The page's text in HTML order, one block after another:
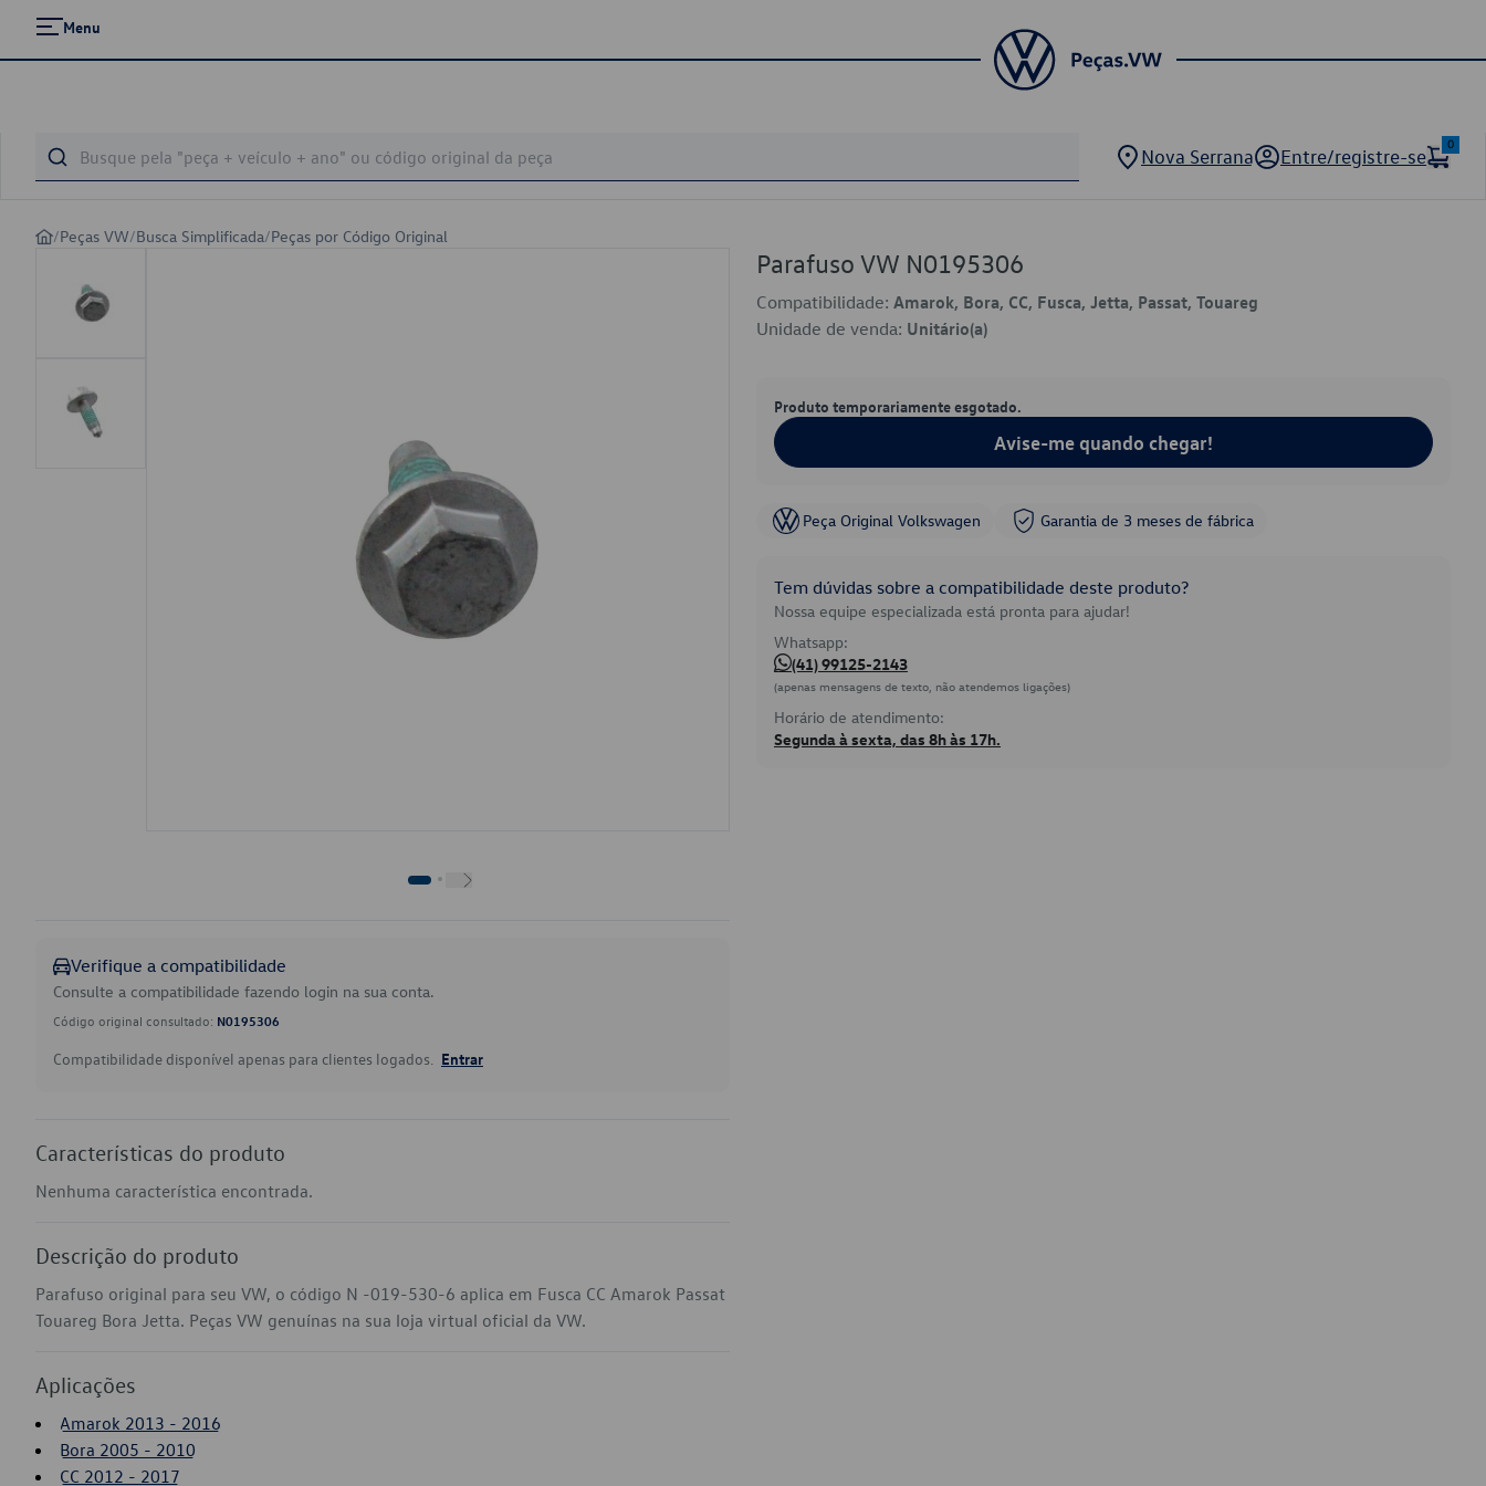
Menu
Nova Serrana Entre/registre-se
0
/Peças VW/Busca Simplificada/Peças por Código Original
Verifique a compatibilidade
Consulte a compatibilidade fazendo login na sua conta.
Código original consultado: N0195306
Compatibilidade disponível apenas para clientes logados. Entrar
Características do produto
Nenhuma característica encontrada.
Descrição do produto
Parafuso original para seu VW, o código N -019-530-6 aplica em Fusca CC Amarok Passat
Touareg Bora Jetta. Peças VW genuínas na sua loja virtual oficial da VW.
Aplicações
Amarok 2013 - 2016
Bora 2005 - 2010
CC 2012 - 2017
Parafuso VW N0195306
Compatibilidade: Amarok, Bora, CC, Fusca, Jetta, Passat, Touareg
Unidade de venda: Unitário(a)
Produto temporariamente esgotado.
Avise-me quando chegar!
Peça Original Volkswagen Garantia de 3 meses de fábrica
Tem dúvidas sobre a compatibilidade deste produto?
Nossa equipe especializada está pronta para ajudar!
Whatsapp:
(41) 99125-2143
(apenas mensagens de texto, não atendemos ligações)
Horário de atendimento:
Segunda à sexta, das 8h às 17h.